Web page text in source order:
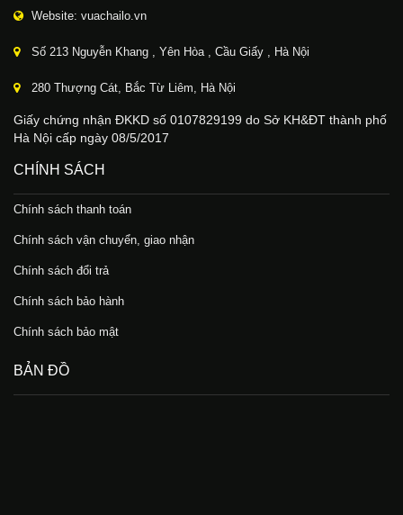
Website: vuachailo.vn
Số 213 Nguyễn Khang , Yên Hòa , Cầu Giấy , Hà Nội
280 Thượng Cát, Bắc Từ Liêm, Hà Nội
Giấy chứng nhận ĐKKD số 0107829199 do Sở KH&ĐT thành phố
Hà Nội cấp ngày 08/5/2017
CHÍNH SÁCH
Chính sách thanh toán
Chính sách vận chuyển, giao nhận
Chính sách đổi trả
Chính sách bảo hành
Chính sách bảo mật
BẢN ĐỒ